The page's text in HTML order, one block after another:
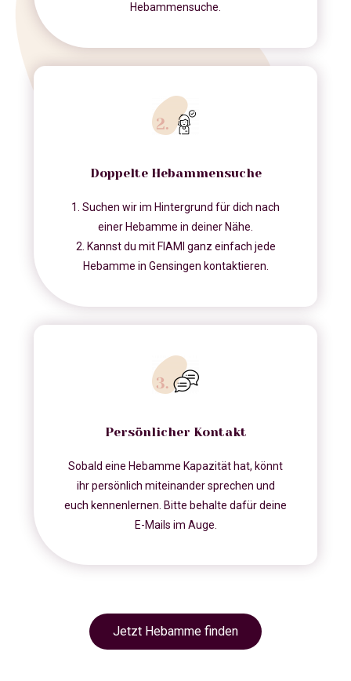
Hebammensuche.
Doppelte Hebammensuche
1. Suchen wir im Hintergrund für dich nach
einer Hebamme in deiner Nähe.
2. Kannst du mit FIAMI ganz einfach jede
Hebamme in Gensingen kontaktieren.
Persönlicher Kontakt
Sobald eine Hebamme Kapazität hat, könnt
ihr persönlich miteinander sprechen und
euch kennenlernen. Bitte behalte dafür deine
E-Mails im Auge.
Jetzt Hebamme finden